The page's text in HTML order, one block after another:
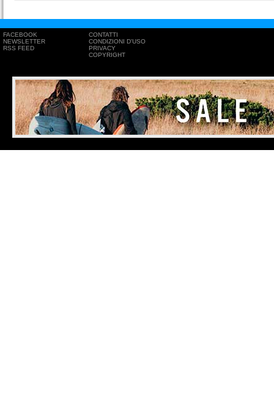
FACEBOOK
NEWSLETTER
RSS FEED
CONTATTI
CONDIZIONI D'USO
PRIVACY
COPYRIGHT